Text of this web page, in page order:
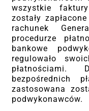
wszystkie
zostały
rachunek
procedurze
bankowe
regulowało
bezpośrednich
zastosowana
podwykonawców.